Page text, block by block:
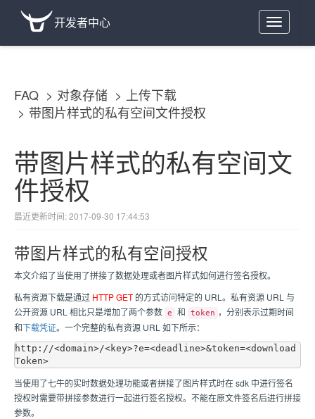
Toggle
navigation
开发者中心
FAQ 对象存储
上传下载
带图片样式的私有空间文件授权
带图片样式的私有空间文
件授权
最近更新时间: 2017-09-30 17:44:53
带图片样式的私有空间授权
本文介绍了当使用了拼接了数据处理或者图片样式如何进行签名授权。
私有资源下载是通过 HTTP GET的方式访问特定的 URL。私有资源 URL 与
公开资源 URL 相比只是增加了两个参数 e 和 token ，分别表示过期时间
和下载凭证。一个完整的私有资源 URL 如下所示：
http://<domain>/<key>?e=<deadline>&token=<download
当使用了七牛的实时数据处理功能或者拼接了图片样式时在 sdk 中进行签名
授权时需要带拼接参数进行一起进行签名授权。不能在原文件签名后进行拼接
参数。